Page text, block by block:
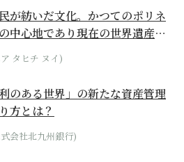
が紡いだ文化。かつてのポリネ
中心地であり現在の世界遺産か
てくる...
タヒチ ヌイ)
利のある世界」の新たな資産管理
方とは？
会社北九州銀行)